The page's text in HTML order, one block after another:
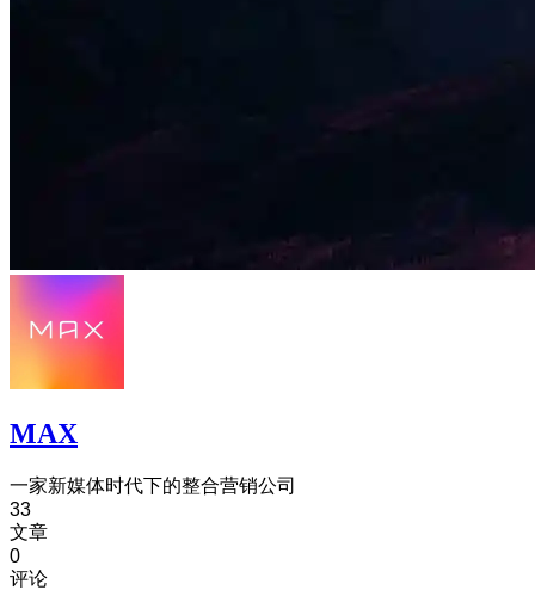
MAX
一家新媒体时代下的整合营销公司
33
文章
0
评论